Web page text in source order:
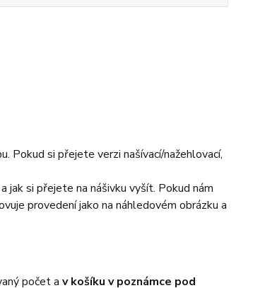
Pokud si přejete verzi našívací/nažehlovací,
jak si přejete na nášivku vyšít. Pokud nám
provedení jako na náhledovém obrázku a
počet a v košíku v poznámce pod